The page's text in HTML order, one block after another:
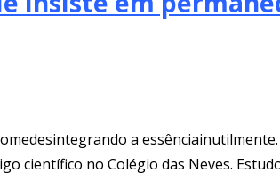
a
científico no Colégio das Neves.